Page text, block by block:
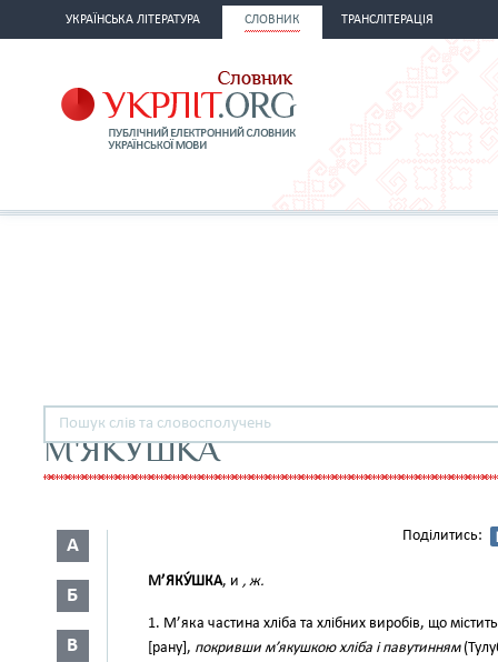
УКРАЇНСЬКА ЛІТЕРАТУРА СЛОВНИК ТРАНСЛІТЕРАЦІЯ
М'ЯКУШКА
А
Б
В
Поділитись:
М’ЯКУ́ШКА, и , ж.
1. М’яка частина хліба та хлібних виробів, що
[рану], покривши м’якушкою хліба і павутинням